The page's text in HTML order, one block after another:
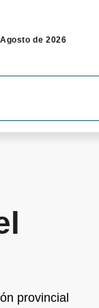
de 2026
provincial